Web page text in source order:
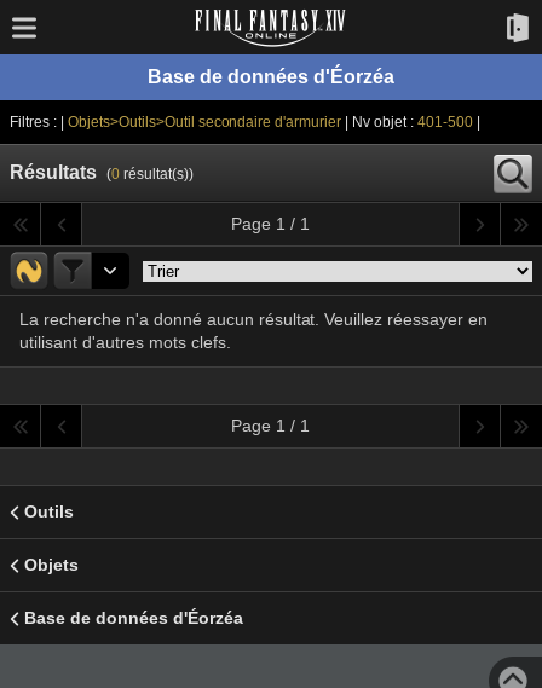
Base de données d'Éorzéa
Filtres : | Objets>Outils>Outil secondaire d'armurier | Nv objet :401-500|
Résultats (0résultat(s))
Page 1 / 1
La recherche n'a donné aucun résultat. Veuillez réessayer en
utilisant d'autres mots clefs.
Page 1 / 1
Outils
Objets
Base de données d'Éorzéa